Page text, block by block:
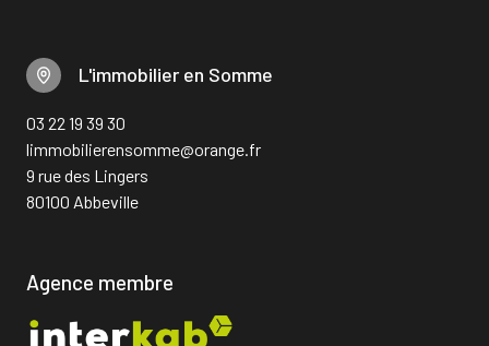
L'immobilier en Somme
03 22 19 39 30
limmobilierensomme@orange.fr
9 rue des Lingers
80100 Abbeville
Agence membre